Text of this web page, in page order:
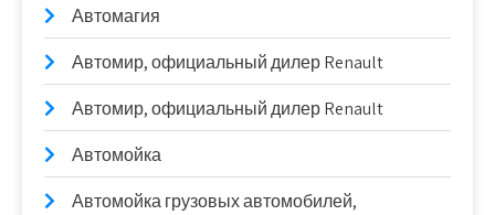
Автомагия
Автомир, официальный дилер Renault
Автомир, официальный дилер Renault
Автомойка
Автомойка грузовых автомобилей,